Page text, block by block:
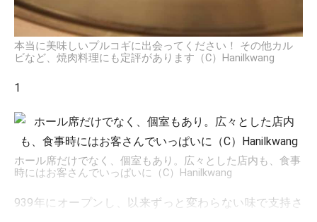
本当に美味しいプルコギに出会ってください！ その他カル
ビなど、焼肉料理にも定評があります（C）Hanilkwang
1
ホール席だけでなく、個室もあり。広々とした店内も、食事
時にはお客さんでいっぱいに（C）Hanilkwang
939年にオープンし、以来ずっと変わらない味で支持さ